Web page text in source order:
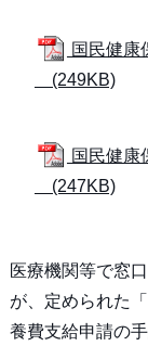
国民健康
(249KB)
国民健康
(247KB)
医療機関等で窓
が、定められた
養費支給申請の